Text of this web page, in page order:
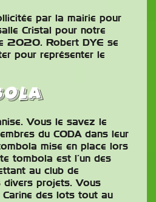
par la mairie pour
Cristal pour notre
2020. Robert DYE se
pour représenter le
Vous le savez le
du CODA dans leur
mise en place lors
tombola est l’un des
au club de
divers projets. Vous
des lots tout au